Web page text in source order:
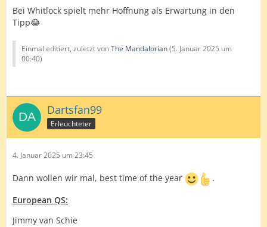
Bei Whitlock spielt mehr Hoffnung als Erwartung in den
Tipp😂
Einmal editiert, zuletzt vonThe Mandalorian(5. Januar 2025 um
00:40)
Dartsfan99
Erleuchteter
4. Januar 2025 um 23:45
Dann wollen wir mal, best time of the year
.
European QS:
Jimmy van Schie